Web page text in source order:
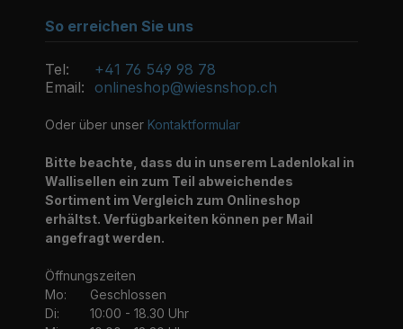
So erreichen Sie uns
Tel:
+41 76 549 98 78
Email: onlineshop@wiesnshop.ch
Oder über unser Kontaktformular
Bitte beachte, dass du in unserem Ladenlokal in
Wallisellen ein zum Teil abweichendes
Sortiment im Vergleich zum Onlineshop
erhältst. Verfügbarkeiten können per Mail
angefragt werden.
Öffnungszeiten
Mo:
Geschlossen
Di:
10:00 - 18.30 Uhr